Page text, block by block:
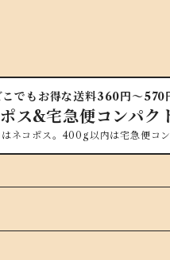
こでもお得な送料360円〜570
ス&宅急便コンパク
ネコポス。400g以内は宅急便コン